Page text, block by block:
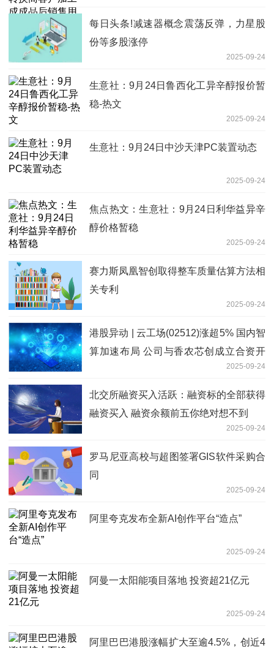
每日头条!减速器概念震荡反弹，力星股
份等多股涨停
2025-09-24
生意社：9月24日鲁西化工异辛醇报价暂
稳-热文
2025-09-24
生意社：9月24日中沙天津PC装置动态
2025-09-24
焦点热文：生意社：9月24日利华益异辛
醇价格暂稳
2025-09-24
赛力斯凤凰智创取得整车质量估算方法相
关专利
2025-09-24
港股异动 | 云工场(02512)涨超5% 国内智
算加速布局 公司与香农芯创成立合资开
2025-09-24
北交所融资买入活跃：融资标的全部获得
融资买入 融资余额前五你绝对想不到
2025-09-24
罗马尼亚高校与超图签署GIS软件采购合
同
2025-09-24
阿里夸克发布全新AI创作平台“造点”
2025-09-24
阿曼一太阳能项目落地 投资超21亿元
2025-09-24
阿里巴巴港股涨幅扩大至逾4.5%，创近4